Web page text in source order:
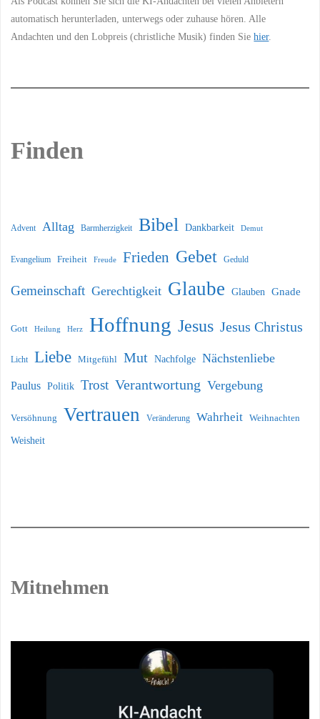
automatisch herunterladen, unterwegs oder zuhause hören. Alle
Andachten und den Lobpreis (christliche Musik) finden Siehier.
Finden
Advent Alltag Barmherzigkeit Bibel Dankbarkeit Demut
Evangelium Freiheit Freude Frieden Gebet Geduld
Gemeinschaft Gerechtigkeit Glaube Glauben Gnade
Gott Heilung Herz Hoffnung Jesus Jesus Christus
Licht Liebe Mitgefühl Mut Nachfolge Nächstenliebe
Paulus Politik Trost Verantwortung Vergebung
Versöhnung Vertrauen Veränderung Wahrheit Weihnachten
Weisheit
Mitnehmen